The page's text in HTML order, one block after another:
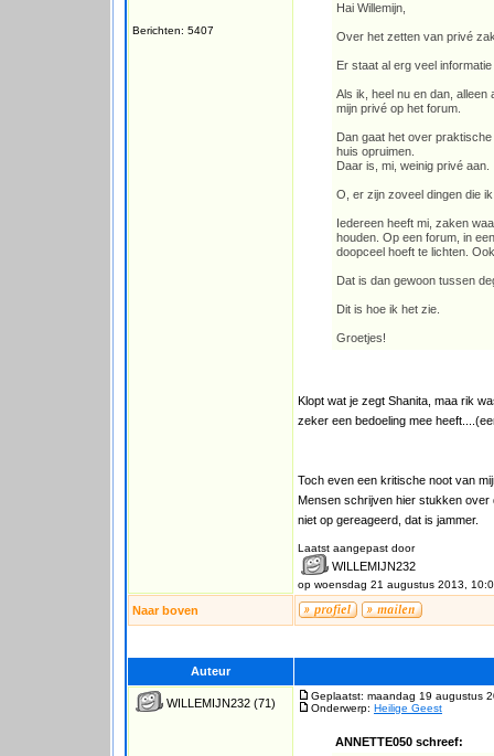
Berichten: 5407
Hai Willemijn,
Over het zetten van privé
Er staat al erg veel
Als ik, heel nu en dan,
mijn privé op het forum.
Dan gaat het over
huis opruimen.
Daar is, mi, weinig privé aan.
O, er zijn zoveel dingen die
Iedereen heeft mi, zaken
houden. Op een forum, in
doopceel hoeft te lichten.
Dat is dan gewoon tussen
Dit is hoe ik het zie.
Groetjes!
Klopt wat je zegt Shanita, maa rik
zeker een bedoeling mee
Toch even een kritische noot van
Mensen schrijven hier stukken over
niet op gereageerd, dat is jammer.
Laatst aangepast door
WILLEMIJN232
op woensdag 21 augustus 2013,
Naar boven
Auteur
WILLEMIJN232 (71)
Geplaatst: maandag 19 augustus
Onderwerp: Heilige Geest
ANNETTE050 schreef: